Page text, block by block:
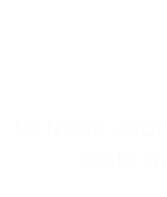
tests